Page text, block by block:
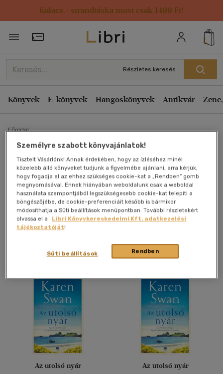
Kulacs / strandtáska most csak 1499 Ft!
Törzsvásárlói Kártya adatai
Részletes keresés
Könyvek E-könyvek Hangoskönyvek Antikvár
Főoldal
Az utolsó nyár
Karen Swan
Antikvár könyv (2db)
Az utolsó nyár Az utolsó nyár
Személyre szabott könyvajánlatok!
Tisztelt Vásárlónk! Annak érdekében, hogy az ízléséhez minél
közelebb álló könyveket tudjunk a figyelmébe ajánlani, arra kérjük,
hogy fogadja el az ehhez szükséges cookie-kat a „Rendben” gomb
megnyomásával. Ennek hiányában weboldalunk csak a weboldal
használata szempontjából legszükségesebb cookie-kat telepíti a
böngészőjébe, de cookie-preferenciáit később is bármikor
módosíthatja a Süti beállítások menüpontban. További részletekért
olvassa el a
Libri Könyvkereskedelmi Kft. adatkezelési
tájékoztatóját!
Rendben
Süti beállítások